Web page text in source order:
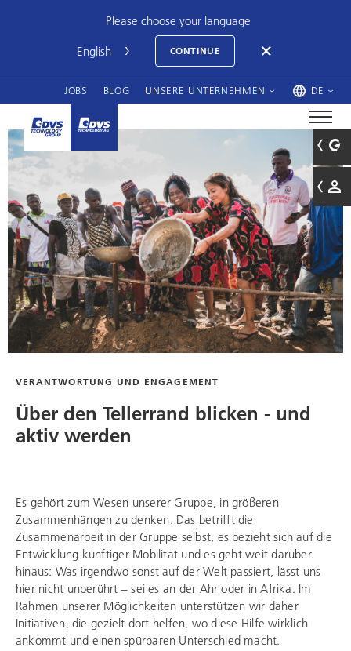
Please choose your language
CONTINUE
JOBS BLOG UNSERE UNTERNEHMEN DE
VERANTWORTUNG UND ENGAGEMENT
Über den Tellerrand blicken - und
aktiv werden
Es gehört zum Wesen unserer Gruppe, in größeren
Zusammenhängen zu denken. Das betrifft die
Zusammenarbeit in der Gruppe selbst, es bezieht sich auf die
Entwicklung künftiger Mobilität und es geht weit darüber
hinaus: Was irgendwo sonst auf der Welt passiert, lässt uns
hier nicht unberührt – sei es an der Ahr oder in Afrika. Im
Rahmen unserer Möglichkeiten unterstützen wir daher
Initiativen, die gezielt dort helfen, wo diese Hilfe wirklich
ankommt und einen spürbaren Unterschied macht.